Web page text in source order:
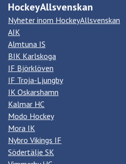
HockeyAllsvenskan
Nyheter inom HockeyAllsvenskan
AIK
Almtuna IS
BIK Karlskoga
IF Björklöven
IF Troja-Ljungby
IK Oskarshamn
Kalmar HC
Modo Hockey
Mora IK
Nybro Vikings IF
Södertälje SK